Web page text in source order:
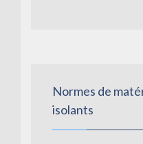
Normes de
isolants